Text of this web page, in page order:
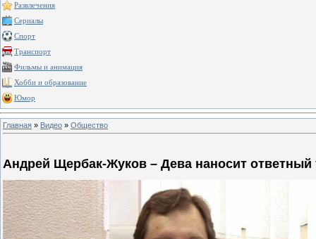
Развлечения
Сериалы
Спорт
Транспорт
Фильмы и анимация
Хобби и образование
Юмор
Главная » Видео » Общество
Андрей Щербак-Жуков – Дева наносит ответный